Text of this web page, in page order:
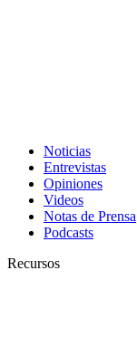
Noticias
Entrevistas
Opiniones
Videos
Notas de Prensa
Podcasts
Recursos